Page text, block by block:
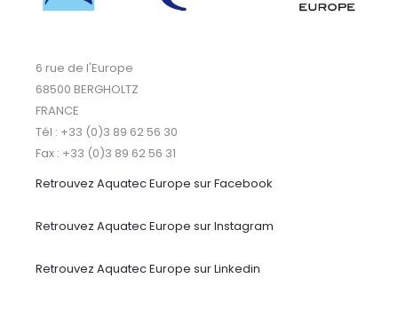
6 rue de l'Europe
68500 BERGHOLTZ
FRANCE
Tél : +33 (0)3 89 62 56 30
Fax : +33 (0)3 89 62 56 31
Retrouvez Aquatec Europe sur Facebook
Retrouvez Aquatec Europe sur Instagram
Retrouvez Aquatec Europe sur Linkedin